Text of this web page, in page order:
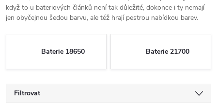
když to u bateriových článků není tak důležité, dokonce i ty nemají
jen obyčejnou šedou barvu, ale též hrají pestrou nabídkou barev.
Baterie 18650 Baterie 21700
Filtrovat